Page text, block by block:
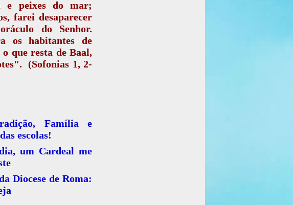
e peixes do mar;
farei desaparecer
do Senhor.
os habitantes de
que resta de Baal,
(Sofonias 1, 2-
Família e
escolas!
um Cardeal me
Diocese de Roma: